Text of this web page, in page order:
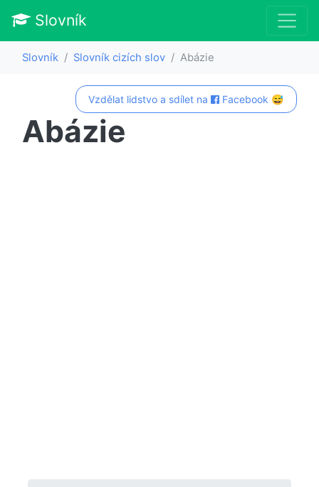
Slovník
Slovník Slovník cizích slov Abázie
Vzdělat lidstvo a sdílet na Facebook 😅
Abázie